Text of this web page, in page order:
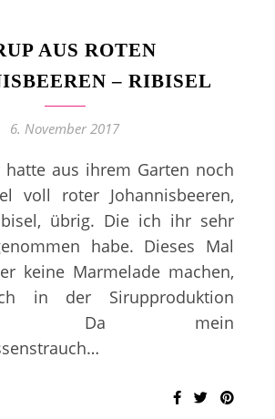
AUS ROTEN
– RIBISEL
6. November 2017
aus ihrem Garten noch
voll roter Johannisbeeren,
übrig. Die ich ihr sehr
habe. Dieses Mal
keine Marmelade machen,
in der Sirupproduktion
Da mein